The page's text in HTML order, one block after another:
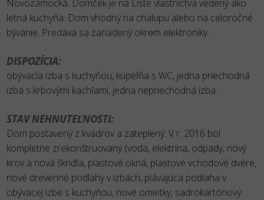
Novozámocká. Domček je na Liste vlastníctva vedený ako
letná kuchyňa. Dom vhodný na chalupu alebo na celoročné
bývanie. Predáva sa zariadený okrem elektroniky.
DISPOZÍCIA:
obývacia izba s kuchyňou, kúpeľňa s WC, jedna priechodná
izba s krbovými kachľami, jedna nepriechodná izba.
STAV NEHNUTEĽNOSTI:
Dom postavený z kvadrov a zateplený. V r. 2016 bol
kompletne zrekonštruovaný (voda, elektrina, odpady, nový
krov a nová škridľa, plastové okná, plastové vchodové dvere,
nové drevenné podlahy v izbách, plávajúca podlaha v
obývacej izbe s kuchyňou, nové omietky, sadrokartónový